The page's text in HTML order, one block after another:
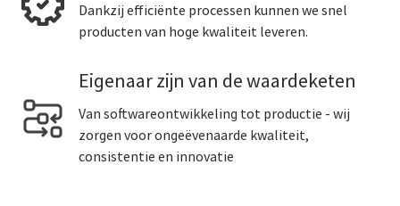
Dankzij efficiënte processen kunnen we snel
producten van hoge kwaliteit leveren.
Eigenaar zijn van de waardeketen
Van softwareontwikkeling tot productie - wij
zorgen voor ongeëvenaarde kwaliteit,
consistentie en innovatie